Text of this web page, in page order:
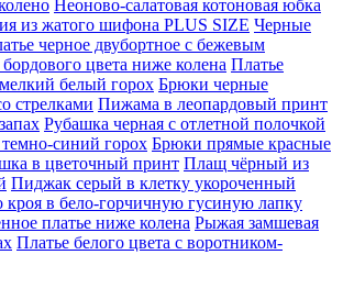
Неоново-салатовая котоновая юбка
из жатого шифона PLUS SIZE Черные
черное двубортное с бежевым
цвета ниже колена Платье
белый горох Брюки черные
стрелками Пижама в леопардовый принт
Рубашка черная с отлетной полочкой
синий горох Брюки прямые красные
в цветочный принт Плащ чёрный из
Пиджак серый в клетку укороченный
кроя в бело-горчичную гусиную лапку
платье ниже колена Рыжая замшевая
Платье белого цвета с воротником-